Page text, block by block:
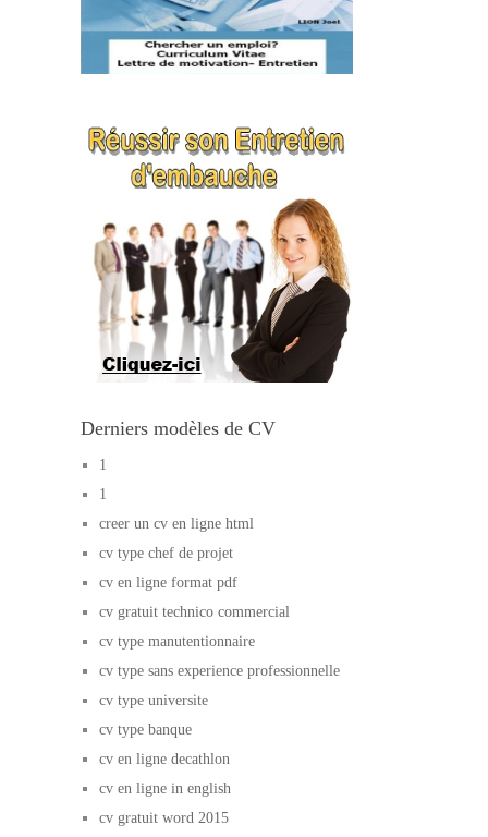
Derniers modèles de CV
1
1
creer un cv en ligne html
cv type chef de projet
cv en ligne format pdf
cv gratuit technico commercial
cv type manutentionnaire
cv type sans experience professionnelle
cv type universite
cv type banque
cv en ligne decathlon
cv en ligne in english
cv gratuit word 2015